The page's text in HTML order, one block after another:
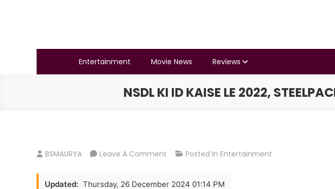
BSMAURYA
Entertainment
Movie News Reviews
NSDL KI ID KAISE LE 2022,
BSMAURYA Leave A Comment On
Posted In Entertainment
Updated: Thursday, 26 December 2024 01:14 PM